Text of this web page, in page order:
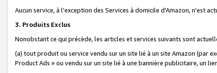
Aucun service, à l'exception des Services à domicile d'Amazon, n'est
3. Produits Exclus
Nonobstant ce qui précède, les articles et services suivants sont
(a) tout produit ou service vendu sur un site lié à un site Amazon (par
Product Ads » ou vendu sur un site lié à une bannière publicitaire, un